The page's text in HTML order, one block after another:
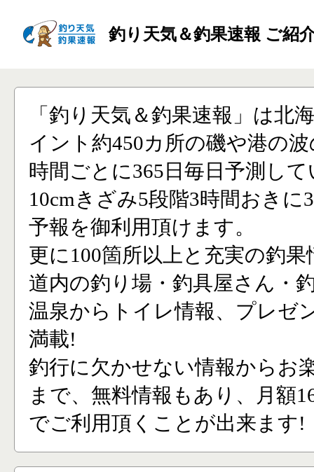
釣り天気＆釣果速報 ご紹
「釣り天気＆釣果速報」は北
イント約450カ所の磯や港の
時間ごとに365日毎日予測し
10cmきざみ5段階3時間おきに
予報を御利用頂けます。
更に100箇所以上と充実の釣果
道内の釣り場・釣具屋さん・
温泉からトイレ情報、プレゼ
満載!
釣行に欠かせない情報からお
まで、無料情報もあり、月額
でご利用頂くことが出来ます!